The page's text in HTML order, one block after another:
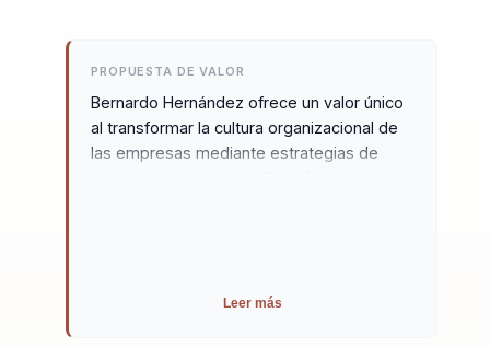
PROPUESTA DE VALOR
Bernardo Hernández ofrece un valor único
al transformar la cultura organizacional de
las empresas mediante estrategias de
no solo inspira a través de sus charlas, sino
Leer más